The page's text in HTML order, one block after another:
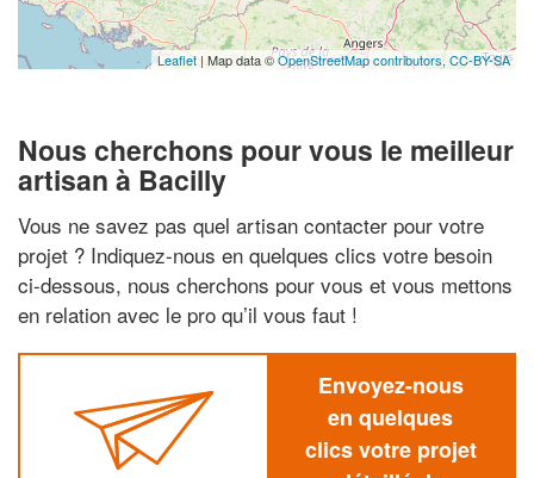
Leaflet| Map data ©OpenStreetMap contributors, CC-BY-SA
Nous cherchons pour vous le meilleur
artisan à Bacilly
Vous ne savez pas quel artisan contacter pour votre
projet ? Indiquez-nous en quelques clics votre besoin
ci-dessous, nous cherchons pour vous et vous mettons
en relation avec le pro qu’il vous faut !
Envoyez-nous
en quelques
clics votre projet